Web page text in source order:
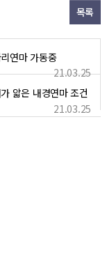
목록
연마 가동중
21.03.25
앏은 내경연마 조건
21.03.25